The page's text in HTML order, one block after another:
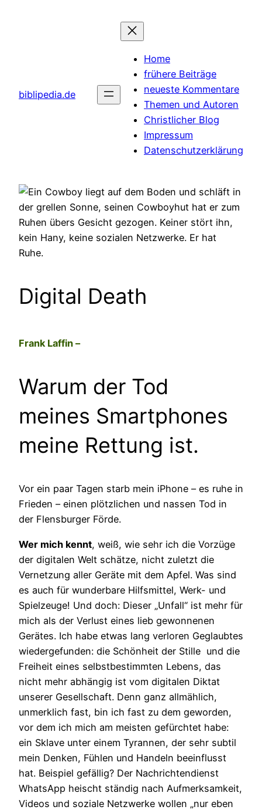
biblipedia.de
Home
frühere Beiträge
neueste Kommentare
Themen und Autoren
Christlicher Blog
Impressum
Datenschutzerklärung
Digital Death
Frank Laffin –
Warum der Tod
meines Smartphones
meine Rettung ist.
Vor ein paar Tagen starb mein iPhone – es ruhe in
Frieden – einen plötzlichen und nassen Tod in
der Flensburger Förde.
Wer mich kennt, weiß, wie sehr ich die Vorzüge
der digitalen Welt schätze, nicht zuletzt die
Vernetzung aller Geräte mit dem Apfel. Was sind
es auch für wunderbare Hilfsmittel, Werk- und
Spielzeuge! Und doch: Dieser „Unfall“ ist mehr für
mich als der Verlust eines lieb gewonnenen
Gerätes. Ich habe etwas lang verloren Geglaubtes
wiedergefunden: die Schönheit der Stille und die
Freiheit eines selbstbestimmten Lebens, das
nicht mehr abhängig ist vom digitalen Diktat
unserer Gesellschaft. Denn ganz allmählich,
unmerklich fast, bin ich fast zu dem geworden,
vor dem ich mich am meisten gefürchtet habe:
ein Sklave unter einem Tyrannen, der sehr subtil
mein Denken, Fühlen und Handeln beeinflusst
hat. Beispiel gefällig? Der Nachrichtendienst
WhatsApp heischt ständig nach Aufmerksamkeit,
Videos und soziale Netzwerke wollen „nur eben